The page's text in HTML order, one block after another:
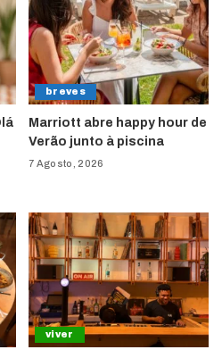
breves
Marriott abre happy hour de
Verão junto à piscina
7 Agosto, 2026
viver